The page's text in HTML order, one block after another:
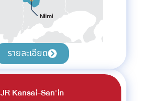
รายละเอียด
JR Kansai-San'in